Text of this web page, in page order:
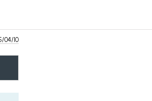
04/10